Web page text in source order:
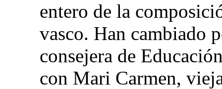
entero de la
vasco. Han cambiado
consejera de
con Mari Carmen,